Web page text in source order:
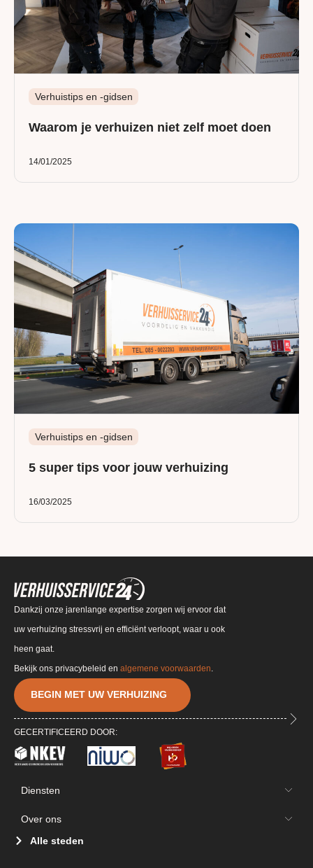
Verhuistips en -gidsen
Waarom je verhuizen niet zelf moet doen
14/01/2025
Verhuistips en -gidsen
5 super tips voor jouw verhuizing
16/03/2025
Dankzij onze jarenlange expertise zorgen wij ervoor dat
uw verhuizing stressvrij en efficiënt verloopt, waar u ook
heen gaat.
BEGIN MET UW VERHUIZING
GECERTIFICEERD DOOR:
Diensten
Over ons
Alle steden
Bekijk ons privacybeleid en algemene voorwaarden